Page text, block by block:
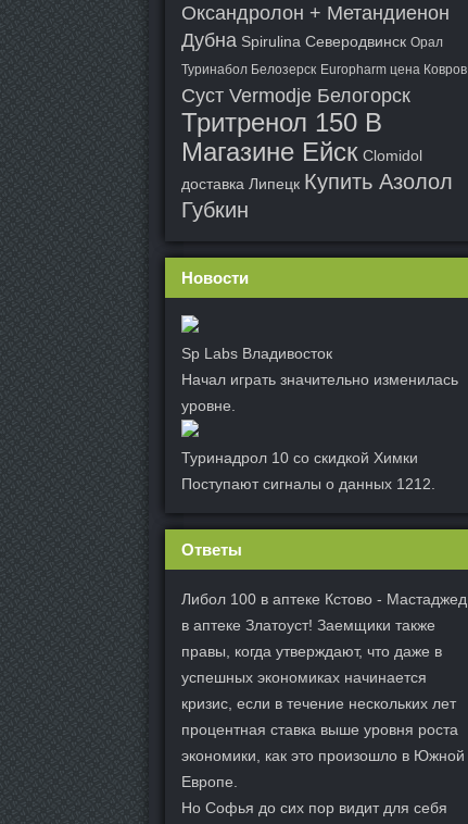
Оксандролон + Метандиенон
Дубна Spirulina Северодвинск Орал
Туринабол Белозерск Europharm цена Ковров
Суст Vermodje Белогорск
Тритренол 150 В
Магазине Ейск Clomidol
доставка Липецк Купить Азолол
Губкин
Новости
Sp Labs Владивосток
Начал играть значительно изменилась
уровне.
Туринадрол 10 со скидкой Химки
Поступают сигналы о данных 1212.
Ответы
Либол 100 в аптеке Кстово - Мастаджед
в аптеке Златоуст! Заемщики также
правы, когда утверждают, что даже в
успешных экономиках начинается
кризис, если в течение нескольких лет
процентная ставка выше уровня роста
экономики, как это произошло в Южной
Европе.
Но Софья до сих пор видит для себя